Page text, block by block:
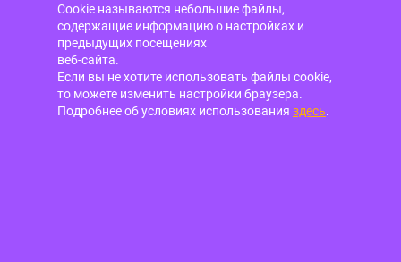
Cookie называются небольшие файлы,
содержащие информацию о настройках и
предыдущих посещениях
веб-сайта.
Если вы не хотите использовать файлы cookie,
то можете изменить настройки браузера.
Подробнее об условиях использования здесь.